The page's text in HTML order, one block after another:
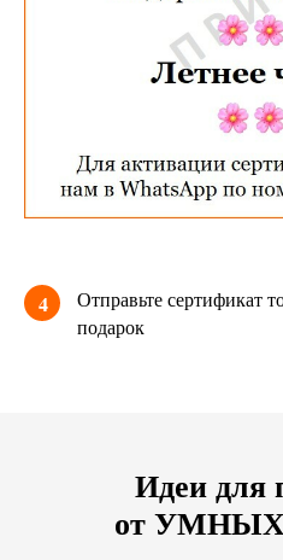
4
Отправьте сертификат
подарок
Идеи для
от